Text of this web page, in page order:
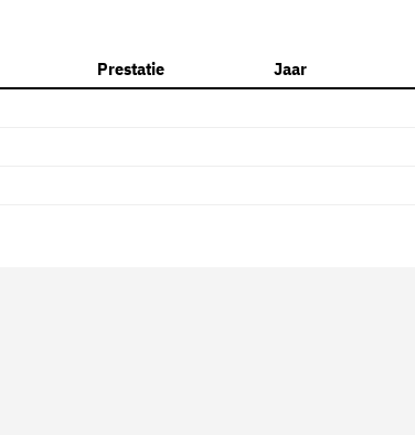
Prestatie
Jaar